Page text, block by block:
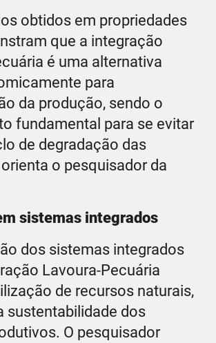
obtidos em propriedades
que a integração
é uma alternativa
para
da produção, sendo o
fundamental para se evitar
de degradação das
o pesquisador da
sistemas integrados
dos sistemas integrados
Lavoura-Pecuária
de recursos naturais,
sustentabilidade dos
O pesquisador